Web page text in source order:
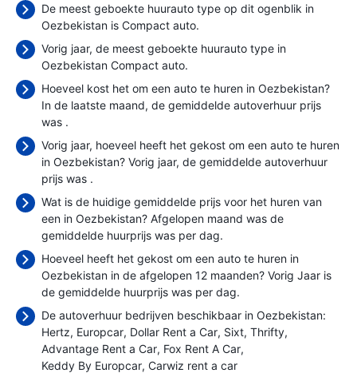
De meest geboekte huurauto type op dit ogenblik in
Oezbekistan is Compact auto.
Vorig jaar, de meest geboekte huurauto type in
Oezbekistan Compact auto.
Hoeveel kost het om een auto te huren in Oezbekistan?
In de laatste maand, de gemiddelde autoverhuur prijs
was .
Vorig jaar, hoeveel heeft het gekost om een auto te huren
in Oezbekistan? Vorig jaar, de gemiddelde autoverhuur
prijs was .
Wat is de huidige gemiddelde prijs voor het huren van
een in Oezbekistan? Afgelopen maand was de
gemiddelde huurprijs was per dag.
Hoeveel heeft het gekost om een auto te huren in
Oezbekistan in de afgelopen 12 maanden? Vorig Jaar is
de gemiddelde huurprijs was per dag.
De autoverhuur bedrijven beschikbaar in Oezbekistan:
Hertz Europcar Dollar Rent a Car Sixt Thrifty
Advantage Rent a Car Fox Rent A Car
Keddy By Europcar Carwiz rent a car